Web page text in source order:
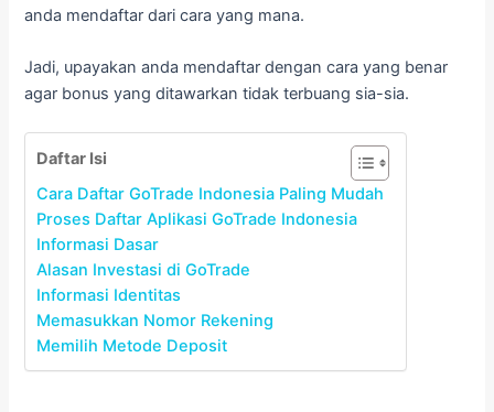
anda mendaftar dari cara yang mana.
Jadi, upayakan anda mendaftar dengan cara yang benar
agar bonus yang ditawarkan tidak terbuang sia-sia.
Daftar Isi
Cara Daftar GoTrade Indonesia Paling Mudah
Proses Daftar Aplikasi GoTrade Indonesia
Informasi Dasar
Alasan Investasi di GoTrade
Informasi Identitas
Memasukkan Nomor Rekening
Memilih Metode Deposit